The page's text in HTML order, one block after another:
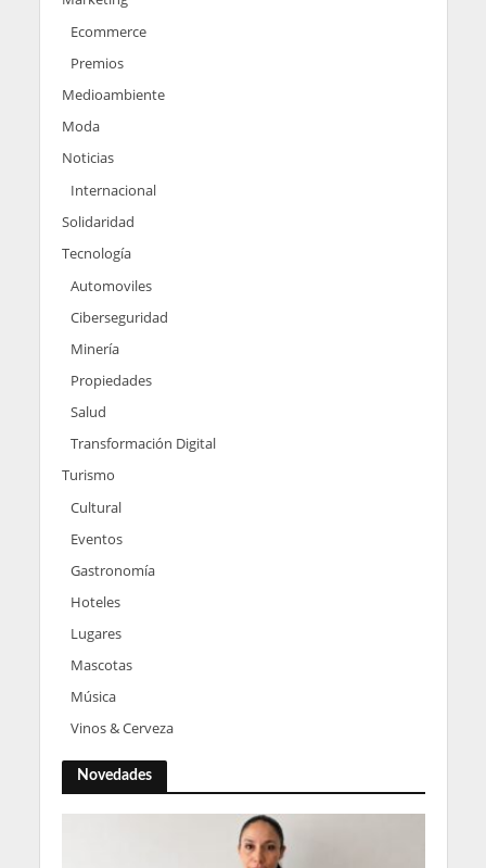
Ecommerce
Premios
Medioambiente
Moda
Noticias
Internacional
Solidaridad
Tecnología
Automoviles
Ciberseguridad
Minería
Propiedades
Salud
Transformación Digital
Turismo
Cultural
Eventos
Gastronomía
Hoteles
Lugares
Mascotas
Música
Vinos & Cerveza
Novedades